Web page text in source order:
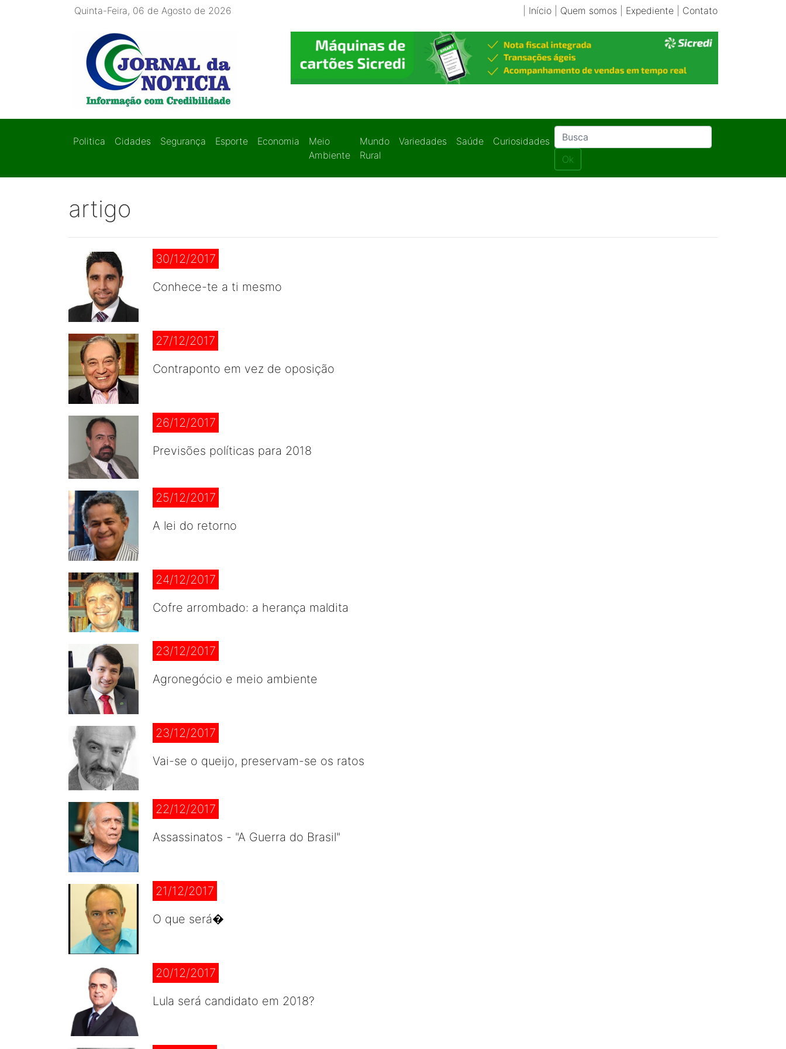
Quinta-Feira, 06 de Agosto de 2026 Início| Quem somos Expediente| Contato
Politica Cidades Segurança Esporte Economia
Meio
Ambiente
Mundo
Rural
Variedades Saúde
Curiosidades
Ok
artigo
30/12/2017
Conhece-te a ti mesmo
27/12/2017
Contraponto em vez de oposição
26/12/2017
Previsões políticas para 2018
25/12/2017
A lei do retorno
24/12/2017
Cofre arrombado: a herança maldita
23/12/2017
Agronegócio e meio ambiente
23/12/2017
Vai-se o queijo, preservam-se os ratos
22/12/2017
Assassinatos - "A Guerra do Brasil"
21/12/2017
O que será�
20/12/2017
Lula será candidato em 2018?